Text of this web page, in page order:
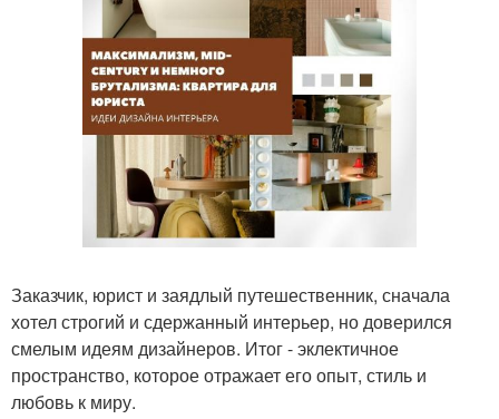
Заказчик, юрист и заядлый путешественник, сначала
хотел строгий и сдержанный интерьер, но доверился
смелым идеям дизайнеров. Итог - эклектичное
пространство, которое отражает его опыт, стиль и
любовь к миру.